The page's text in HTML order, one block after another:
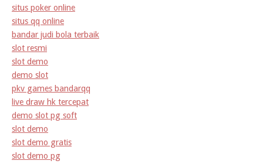
situs poker online
situs qq online
bandar judi bola terbaik
slot resmi
slot demo
demo slot
pkv games bandarqq
live draw hk tercepat
demo slot pg soft
slot demo
slot demo gratis
slot demo pg